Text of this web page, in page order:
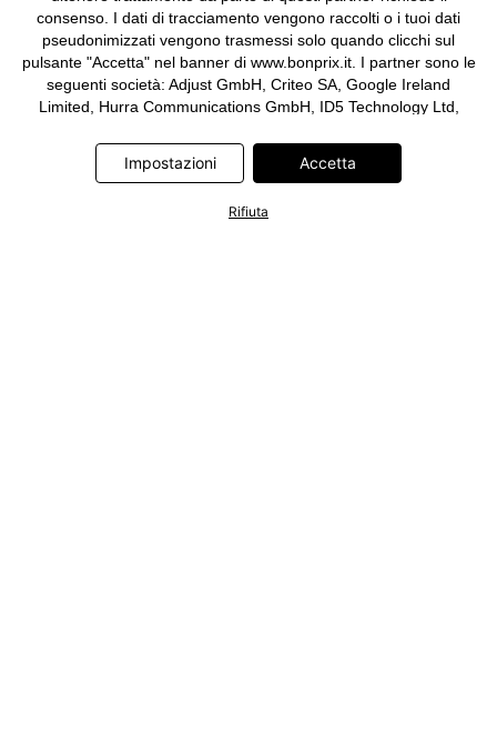
consenso. I dati di tracciamento vengono raccolti o i tuoi dati
pseudonimizzati vengono trasmessi solo quando clicchi sul
pulsante "Accetta" nel banner di www.bonprix.it. I partner sono le
seguenti società: Adjust GmbH, Criteo SA, Google Ireland
Limited, Hurra Communications GmbH, ID5 Technology Ltd,
Limited, Pinterest Europe Limited, RTB-House GmbH, TikTok
Information Technologies UK Limited. Ulteriori informazioni sul
informativa privacy e cookie
Impostazioni Accetta
Rifiuta